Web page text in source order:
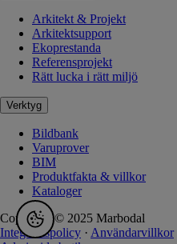
Arkitekt & Projekt
Arkitektsupport
Ekoprestanda
Referensprojekt
Rätt lucka i rätt miljö
Verktyg
Bildbank
Varuprover
BIM
Produktfakta & villkor
Kataloger
Copyright © 2025 Marbodal
Integritetspolicy · Användarvillkor